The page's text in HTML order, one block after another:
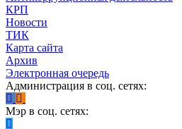
КРП
Новости
ТИК
Карта сайта
Архив
Электронная очередь
Администрация в соц. сетях:
Мэр в соц. сетях: